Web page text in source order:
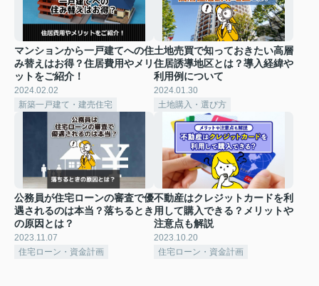
マンションから一戸建てへの住
み替えはお得？住居費用やメリ
ットをご紹介！
2024.02.02
新築一戸建て・建売住宅
土地売買で知っておきたい高層
住居誘導地区とは？導入経緯や
利用例について
2024.01.30
土地購入・選び方
公務員が住宅ローンの審査で優
遇されるのは本当？落ちるとき
の原因とは？
2023.11.07
住宅ローン・資金計画
不動産はクレジットカードを利
用して購入できる？メリットや
注意点も解説
2023.10.20
住宅ローン・資金計画